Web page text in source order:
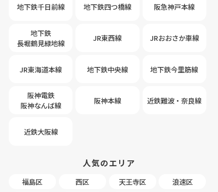
地下鉄千日前線 地下鉄四つ橋線 阪急神戸本線
地下鉄
長堀鶴見緑地線
JR東西線 JRおおさか車線
JR東海道本線 地下鉄中央線 地下鉄今里筋線
阪神電鉄
阪神なんば線
阪神本線 近鉄難波・奈良線
近鉄大阪線
人気のエリア
福島区 西区 天王寺区
浪速区